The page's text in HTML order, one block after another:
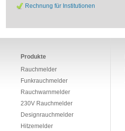
Rechnung für Institutionen
Produkte
Rauchmelder
Funkrauchmelder
Rauchwarnmelder
230V Rauchmelder
Designrauchmelder
Hitzemelder